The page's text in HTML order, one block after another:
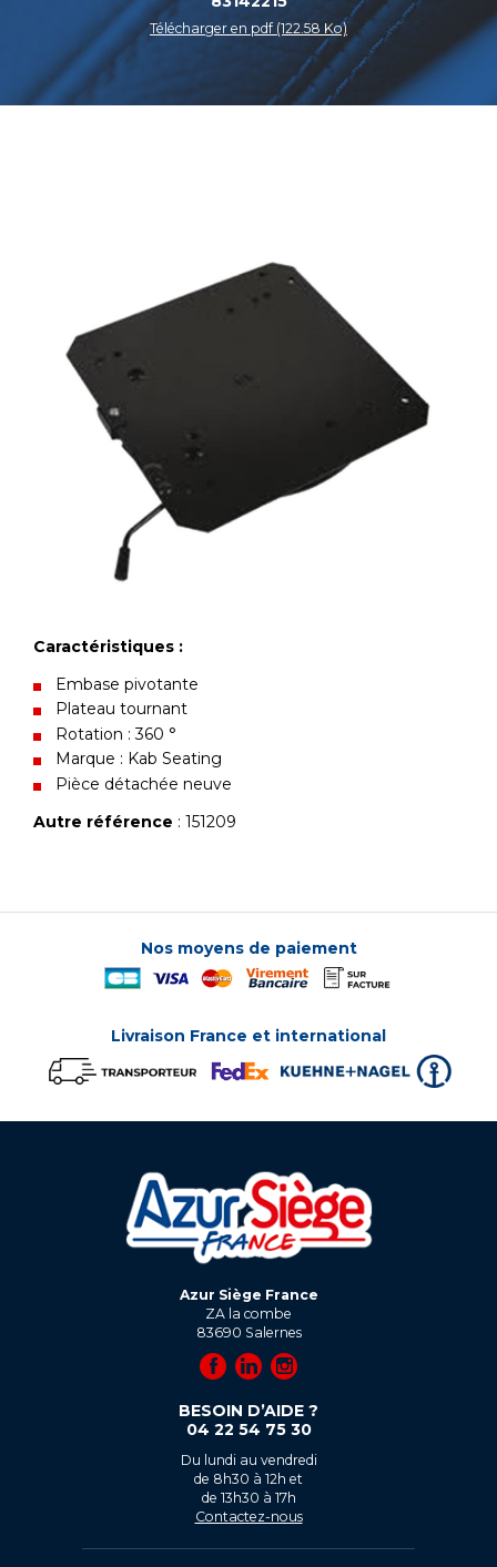
Télécharger en pdf (122.58 Ko)
Caractéristiques :
Embase pivotante
Plateau tournant
Rotation : 360 °
Marque : Kab Seating
Pièce détachée neuve
Autre référence : 151209
Nos moyens de paiement
Livraison France et international
Azur Siège France
ZA la combe
83690 Salernes
BESOIN D’AIDE ?
04 22 54 75 30
Du lundi au vendredi
de 8h30 à 12h et
de 13h30 à 17h
Contactez-nous